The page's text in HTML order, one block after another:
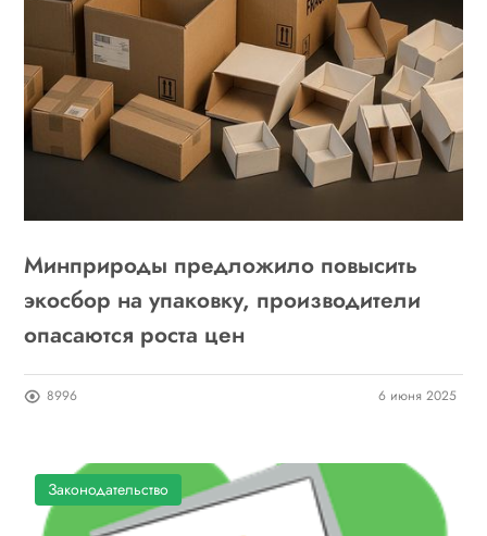
Минприроды предложило повысить
экосбор на упаковку, производители
опасаются роста цен
8996 6 июня 2025
Законодательство